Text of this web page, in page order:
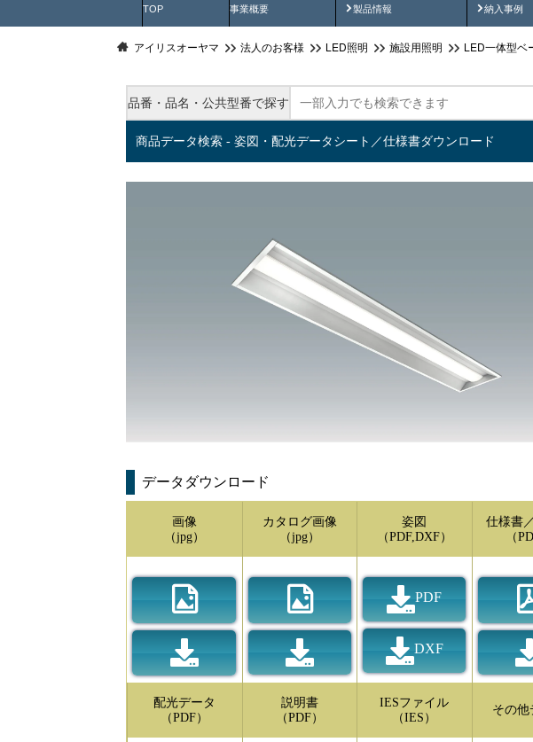
TOP 事業概要 製品情報
製品動画 納入事例
納入事
アイリスオーヤマ 法人のお客様 LED照明 施設用照明 LED一体型ベ
品番・品名・公共型番で探す
商品データ検索 - 姿図・配光データシート／仕様書ダウンロード
データダウンロード
画像
（jpg）
カタログ画像
（jpg）
姿図
（PDF,DXF）
PDF
DXF
仕様書
（
配光データ
（PDF）
説明書
（PDF）
IESファイル
（IES）
その他